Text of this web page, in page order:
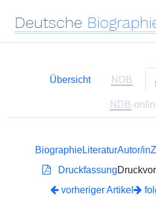
Deutsche
Übersicht NDB
NDB-
BiographieLiteraturAutor/in
Druckfassung
vorheriger Artikel